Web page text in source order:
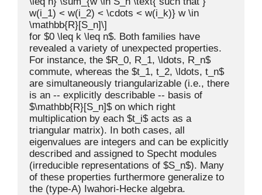
w(i_1) < w(i_2) < \cdots < w(i_k)} w \in
\mathbb{R}[S_n]\]
for $0 \leq k \leq n$. Both families have
revealed a variety of unexpected properties.
For instance, the $R_0, R_1, \ldots, R_n$
commute, whereas the $t_1, t_2, \ldots, t_n$
are simultaneously triangularizable (i.e., there
is an -- explicitly describable -- basis of
$\mathbb{R}[S_n]$ on which right
multiplication by each $t_i$ acts as a
triangular matrix). In both cases, all
eigenvalues are integers and can be explicitly
described and assigned to Specht modules
(irreducible representations of $S_n$). Many
of these properties furthermore generalize to
the (type-A) Iwahori-Hecke algebra.